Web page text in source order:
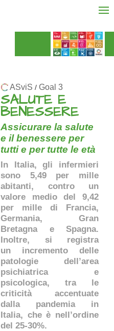
ASviS / Goal 3
SALUTE E
BENESSERE
Assicurare la salute
e il benessere per
tutti e per tutte le età
In Italia, gli infermieri
sono 5,49 per mille
abitanti, contro un
valore medio del 9,42
per mille di Francia,
Germania, Gran
Bretagna e Spagna.
Inoltre, si registra
un incremento delle
patologie dell’area
psichiatrica e
psicologica, tra le
criticità accentuate
dalla pandemia in
Italia, che è nell’ordine
del 25-30%.